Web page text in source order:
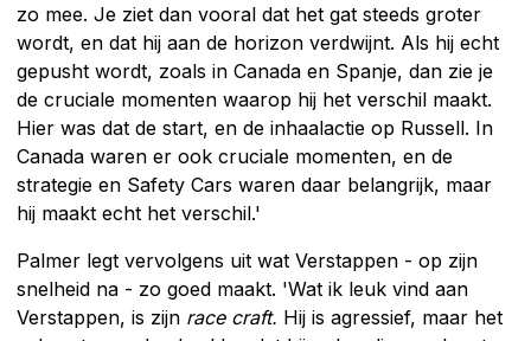
zo mee. Je ziet dan vooral dat het gat steeds groter
wordt, en dat hij aan de horizon verdwijnt. Als hij echt
gepusht wordt, zoals in Canada en Spanje, dan zie je
de cruciale momenten waarop hij het verschil maakt.
Hier was dat de start, en de inhaalactie op Russell. In
Canada waren er ook cruciale momenten, en de
strategie en Safety Cars waren daar belangrijk, maar
hij maakt echt het verschil.'
Palmer legt vervolgens uit wat Verstappen - op zijn
snelheid na - zo goed maakt. 'Wat ik leuk vind aan
Verstappen, is zijn race craft. Hij is agressief, maar het